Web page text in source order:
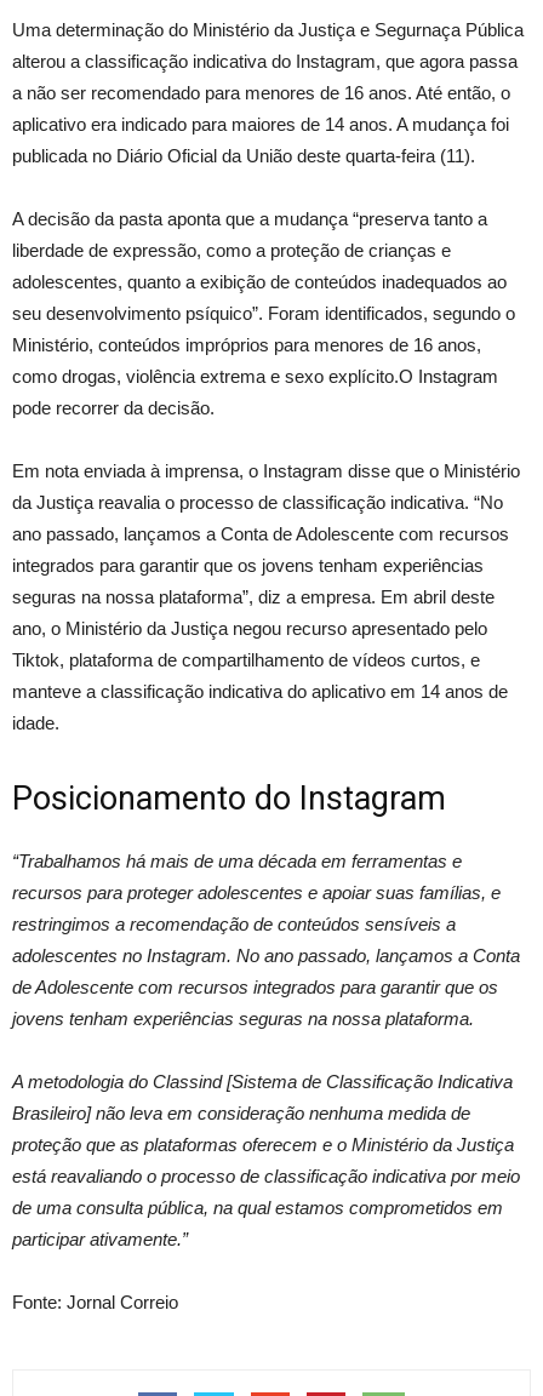
Uma determinação do Ministério da Justiça e Segurnaça Pública
alterou a classificação indicativa do Instagram, que agora passa
a não ser recomendado para menores de 16 anos. Até então, o
aplicativo era indicado para maiores de 14 anos. A mudança foi
publicada no Diário Oficial da União deste quarta-feira (11).
A decisão da pasta aponta que a mudança “preserva tanto a
liberdade de expressão, como a proteção de crianças e
adolescentes, quanto a exibição de conteúdos inadequados ao
seu desenvolvimento psíquico”. Foram identificados, segundo o
Ministério, conteúdos impróprios para menores de 16 anos,
como drogas, violência extrema e sexo explícito.O Instagram
pode recorrer da decisão.
Em nota enviada à imprensa, o Instagram disse que o Ministério
da Justiça reavalia o processo de classificação indicativa. “No
ano passado, lançamos a Conta de Adolescente com recursos
integrados para garantir que os jovens tenham experiências
seguras na nossa plataforma”, diz a empresa. Em abril deste
ano, o Ministério da Justiça negou recurso apresentado pelo
Tiktok, plataforma de compartilhamento de vídeos curtos, e
manteve a classificação indicativa do aplicativo em 14 anos de
idade.
Posicionamento do Instagram
“Trabalhamos há mais de uma década em ferramentas e
recursos para proteger adolescentes e apoiar suas famílias, e
restringimos a recomendação de conteúdos sensíveis a
adolescentes no Instagram. No ano passado, lançamos a Conta
de Adolescente com recursos integrados para garantir que os
jovens tenham experiências seguras na nossa plataforma.
A metodologia do Classind [Sistema de Classificação Indicativa
Brasileiro] não leva em consideração nenhuma medida de
proteção que as plataformas oferecem e o Ministério da Justiça
está reavaliando o processo de classificação indicativa por meio
de uma consulta pública, na qual estamos comprometidos em
participar ativamente.”
Fonte: Jornal Correio